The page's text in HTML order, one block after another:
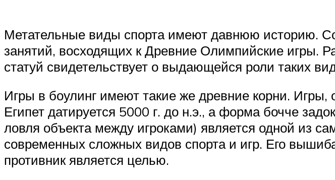
Метательные виды спорта имеют давнюю историю.
занятий, восходящих к Древние Олимпийские игры.
статуй свидетельствует о выдающейся роли таких
Игры в боулинг имеют такие же древние корни.
Египет датируется 5000 г. до н.э., а форма бочче
ловля объекта между игроками) является одной из
современных сложных видов спорта и игр. Его
противник является целью.